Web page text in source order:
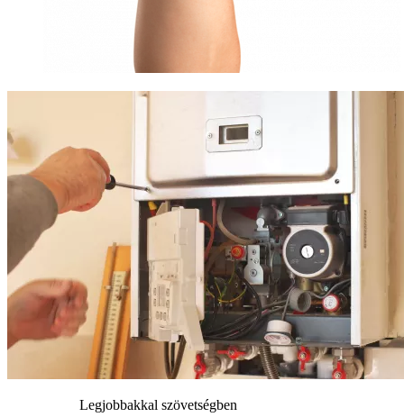
Legjobbakkal szövetségben